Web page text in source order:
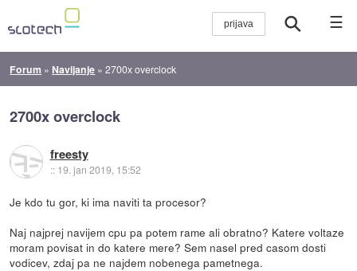
☰
Forum » Navijanje »2700x overclock
2700x overclock
freesty
:: 19. jan 2019, 15:52
Je kdo tu gor, ki ima naviti ta procesor?
Naj najprej navijem cpu pa potem rame ali obratno? Katere voltaze
moram povisat in do katere mere? Sem nasel pred casom dosti
vodicev, zdaj pa ne najdem nobenega pametnega.